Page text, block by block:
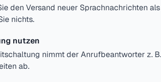
den Versand neuer Sprachnachrichten
nichts.
nutzen
nimmt der Anrufbeantworter z.
ab.